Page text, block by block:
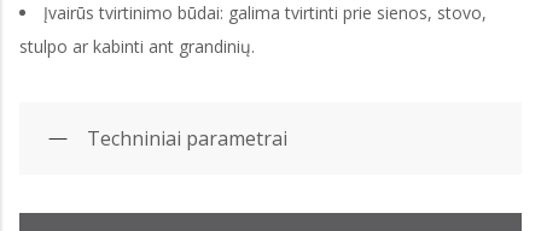
Įvairūs tvirtinimo būdai: galima tvirtinti prie sienos, stovo,
stulpo ar kabinti ant grandinių.
Techniniai parametrai